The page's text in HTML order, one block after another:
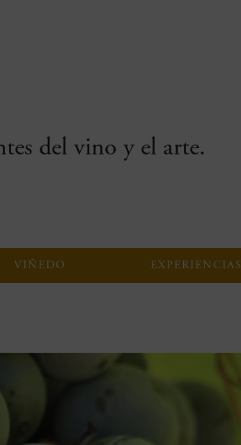
del vino y el arte.
VIÑEDO EXPERIENCIAS